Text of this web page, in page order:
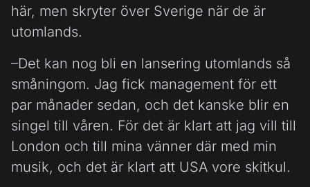
här, men skryter över Sverige när de är
utomlands.
–Det kan nog bli en lansering utomlands så
småningom. Jag fick management för ett
par månader sedan, och det kanske blir en
singel till våren. För det är klart att jag vill till
London och till mina vänner där med min
musik, och det är klart att USA vore skitkul.